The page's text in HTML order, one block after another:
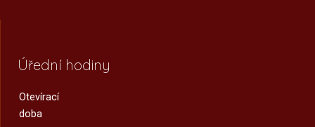
Úřední hodiny
Otevírací
doba